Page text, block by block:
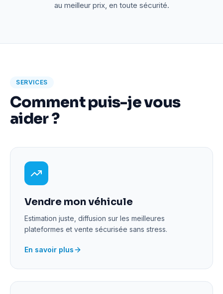
au meilleur prix, en toute sécurité.
SERVICES
Comment puis-je vous
aider ?
Vendre mon véhicule
Estimation juste, diffusion sur les meilleures
plateformes et vente sécurisée sans stress.
En savoir plus